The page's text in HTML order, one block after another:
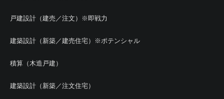
戸建設計（建売／注文）※即戦力
建築設計（新築／建売住宅）※ポテンシャル
積算（木造戸建）
建築設計（新築／注文住宅）